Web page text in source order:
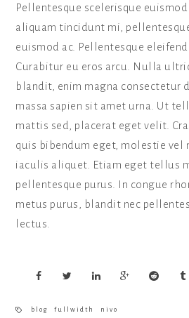
Pellentesque scelerisque
aliquam tincidunt mi,
euismod ac. Pellentesque
Curabitur eu eros arcu. Nulla
blandit, enim magna consectetur
massa sapien sit amet urna. Ut
mattis sed, placerat eget velit.
quis bibendum eget, molestie vel
iaculis aliquet. Etiam eget tellus
pellentesque purus. In congue
metus purus, blandit nec
lectus.
blog fullwidth nivo